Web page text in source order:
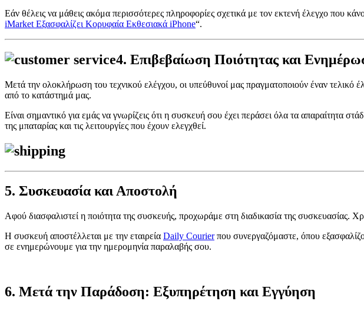
Εάν θέλεις να μάθεις ακόμα περισσότερες πληροφορίες σχετικά με τον εκτενή έλεγχο που
iMarket Εξασφαλίζει Κορυφαία Εκθεσιακά iPhone“.
4. Επιβεβαίωση Ποιότητας και
Μετά την ολοκλήρωση του τεχνικού ελέγχου, οι υπεύθυνοί μας πραγματοποιούν έναν
από το κατάστημά μας.
Είναι σημαντικό για εμάς να γνωρίζεις ότι η συσκευή σου έχει περάσει όλα τα απαραίτητα
της μπαταρίας και τις λειτουργίες που έχουν ελεγχθεί.
5. Συσκευασία και Αποστολή
Αφού διασφαλιστεί η ποιότητα της συσκευής, προχωράμε στη διαδικασία της συσκευασίας.
Η συσκευή αποστέλλεται με την εταιρεία Daily Courierπου συνεργαζόμαστε, όπου
σε ενημερώνουμε για την ημερομηνία παραλαβής σου.
6. Μετά την Παράδοση: Εξυπηρέτηση και Εγγύηση